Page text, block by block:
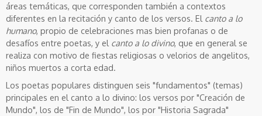
áreas temáticas, que corresponden también a contextos
diferentes en la recitación y canto de los versos. El canto a lo
humano, propio de celebraciones mas bien profanas o de
desafíos entre poetas, y el canto a lo divino, que en general se
realiza con motivo de fiestas religiosas o velorios de angelitos,
niños muertos a corta edad.
Los poetas populares distinguen seis "fundamentos" (temas)
principales en el canto a lo divino: los versos por "Creación de
Mundo", los de "Fin de Mundo", los por "Historia Sagrada"